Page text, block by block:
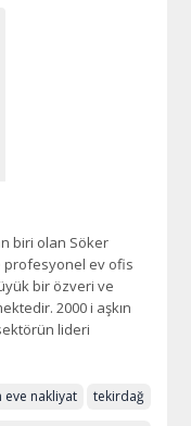
biri olan Söker
profesyonel ev ofis
bir özveri ve
2000 i aşkın
lideri
eve nakliyat tekirdağ